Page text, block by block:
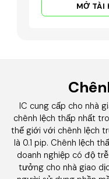
MỞ TÀI
IC cung cấp cho nhà
chênh lệch thấp nhất
thế giới với chênh lệch
là 0.1 pip. Chênh lệch
doanh nghiệp có độ
tưởng cho nhà giao